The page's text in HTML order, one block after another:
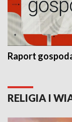
Raport
RELIGIA I